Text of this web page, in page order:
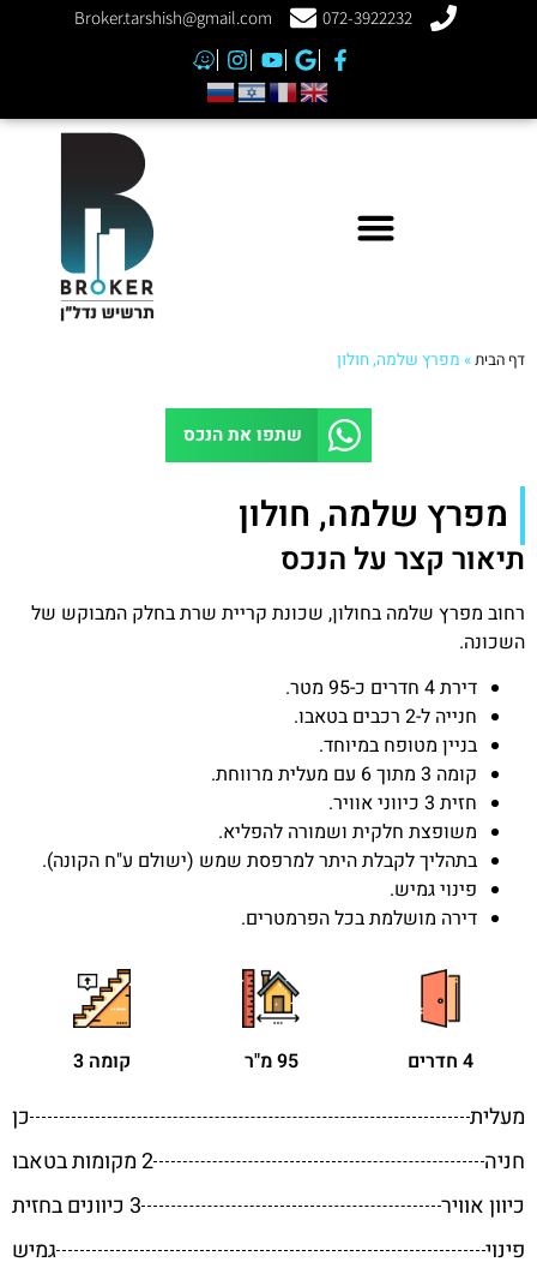
072-3922232
Broker.tarshish@gmail.com
דף הבית» מפרץ שלמה, חולון
מפרץ שלמה, חולון
שתפו את הנכס
תיאור קצר על הנכס
רחוב מפרץ שלמה בחולון, שכונת קריית שרת בחלק המבוקש של
השכונה.
דירת 4 חדרים כ-95 מטר.
חנייה ל-2 רכבים בטאבו.
בניין מטופח במיוחד.
קומה 3 מתוך 6 עם מעלית מרווחת.
חזית 3 כיווני אוויר.
משופצת חלקית ושמורה להפליא.
בתהליך לקבלת היתר למרפסת שמש (ישולם ע"ח הקונה).
פינוי גמיש.
דירה מושלמת בכל הפרמטרים.
4 חדרים 95 מ"ר קומה 3
מעלית
כן
חניה
2 מקומות בטאבו
כיוון אוויר
3 כיוונים בחזית
פינוי
גמיש